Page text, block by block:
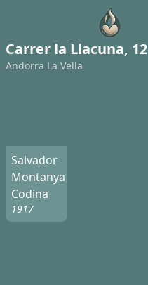
Carrer la Llacuna, 12
Andorra La Vella
Salvador
Montanya
Codina
1917